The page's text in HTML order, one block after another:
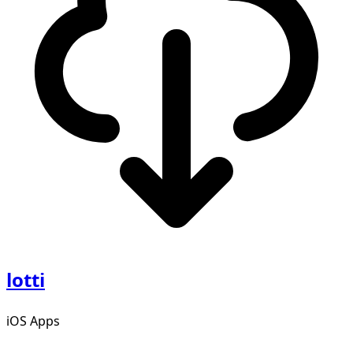
lotti
iOS Apps